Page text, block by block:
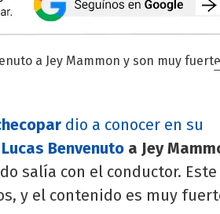
dio a conocer en su
Lucas Benvenuto a Jey
salía con el conductor. Este
y el contenido es muy